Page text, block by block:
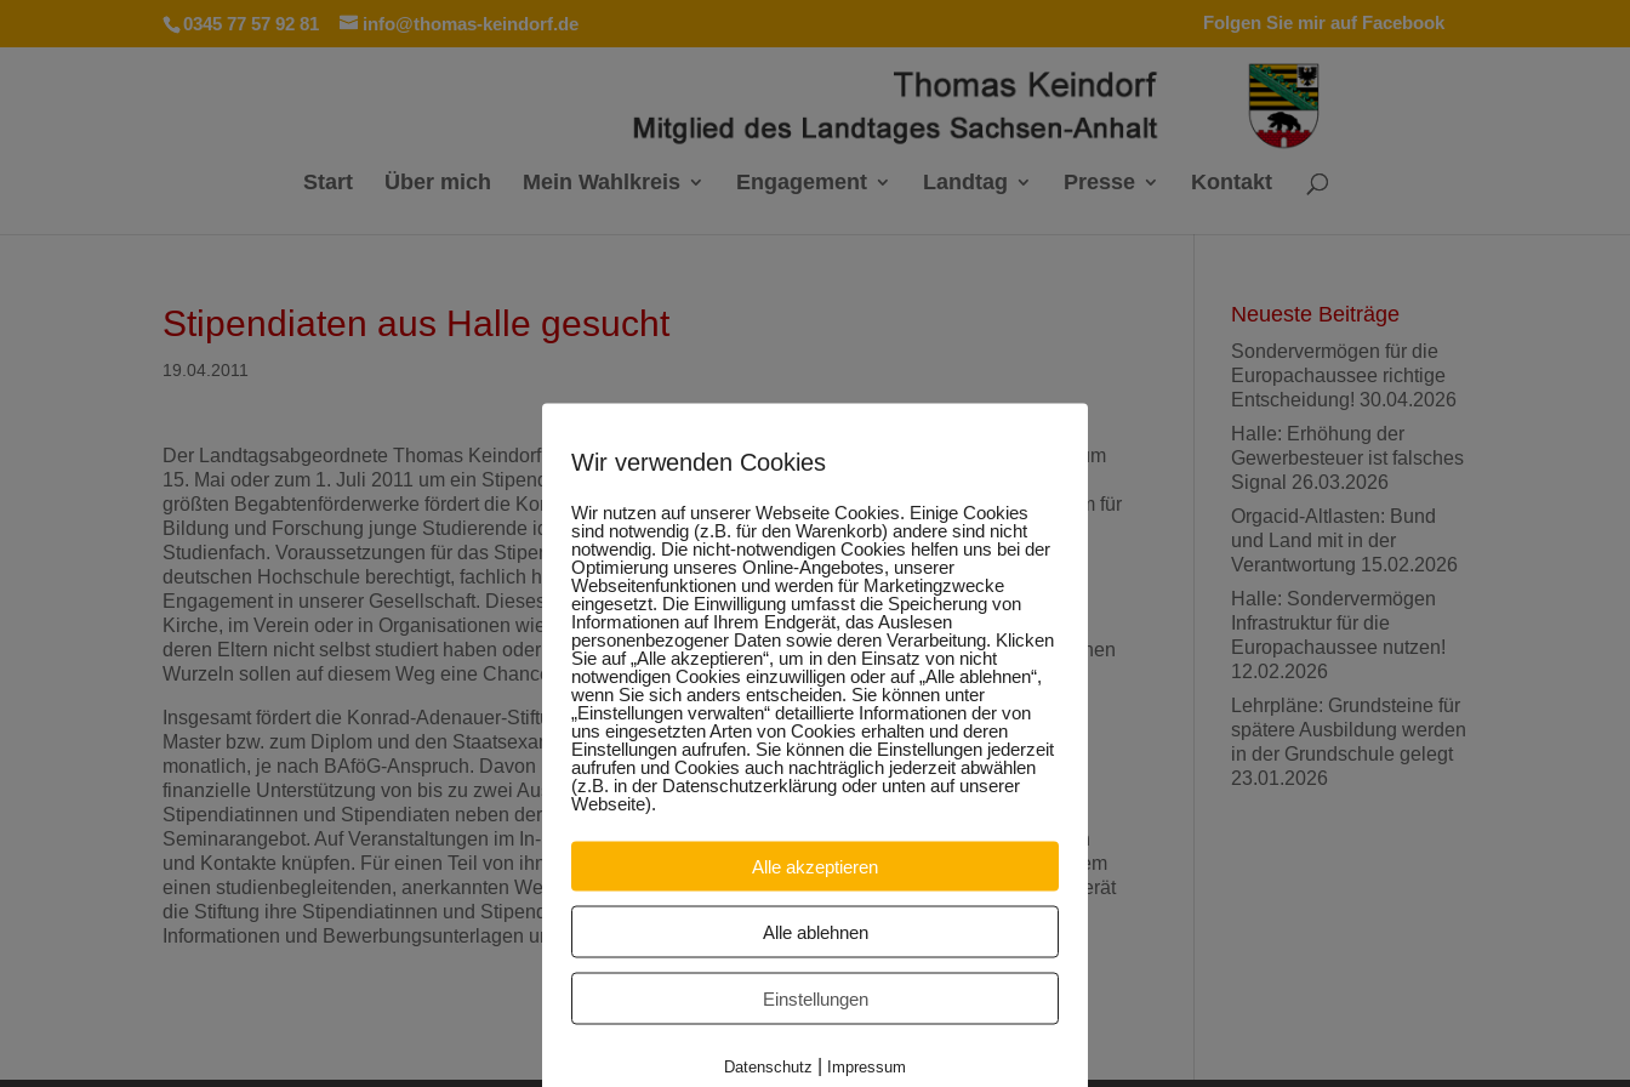
0345 77 57 92 81 info@thomas-keindorf.de Folgen Sie mir auf Facebook
Start Über mich Mein Wahlkreis Engagement Landtag Presse Kontakt
Stipendiaten aus Halle gesucht
19.04.2011
Der Landtagsabgeordnete Thomas Keindorf ruft die Abiturienten und Studierenden aus Halle auf, sich bis zum
15. Mai oder zum 1. Juli 2011 um ein Stipendium der Konrad-Adenauer-Stiftung zu bewerben. Als eines der
größten Begabtenförderwerke fördert die Konrad-Adenauer-Stiftung unterstützt durch das Bundesministerium für
Bildung und Forschung junge Studierende ideell und finanziell. Die Förderung erfolgt unabhängig vom
Studienfach. Voraussetzungen für das Stipendium sind ein Abschluss, der zu einem Studium an einer
deutschen Hochschule berechtigt, fachlich hervorragende Leistungen sowie der Wille zum ehrenamtlichen
Engagement in unserer Gesellschaft. Dieses Engagement kann zum Beispiel im politischen Bereich, in der
Kirche, im Verein oder in Organisationen wie der Freiwilligen Feuerwehr liegen. „Insbesondere Jugendliche,
deren Eltern nicht selbst studiert haben oder sozial schwächer gestellt sind sowie diejenigen mit ausländischen
Wurzeln sollen auf diesem Weg eine Chance erhalten“, erklärt Keindorf.
Insgesamt fördert die Konrad-Adenauer-Stiftung derzeit 2300 Studierende auf dem Weg zum Bachelor oder
Master bzw. zum Diplom und den Staatsexamina. Diese erhalten eine finanzielle Förderung bis zu 597 Euro
monatlich, je nach BAföG-Anspruch. Davon unabhängig ist das Büchergeld in Höhe von 150 Euro und die
finanzielle Unterstützung von bis zu zwei Auslandssemestern. Die Konrad-Adenauer-Stiftung bietet ihren
Stipendiatinnen und Stipendiaten neben der finanziellen Förderung ein umfangreiches und vielseitiges
Seminarangebot. Auf Veranstaltungen im In- und Ausland können sie interdisziplinäre Erfahrungen sammeln
und Kontakte knüpfen. Für einen Teil von ihnen bietet die Journalistische Nachwuchsförderung (JONA) zudem
einen studienbegleitenden, anerkannten Weg in den Journalismus. „Am Ende des Studiums begleitet und berät
die Stiftung ihre Stipendiatinnen und Stipendiaten auf dem Weg in den Beruf“, so Keindorf abschließend.
Informationen und Bewerbungsunterlagen unter: www.kas.de/stipendium.
Neueste Beiträge
Sondervermögen für die
Europachaussee richtige
Entscheidung! 30.04.2026
Halle: Erhöhung der
Gewerbesteuer ist falsches
Signal 26.03.2026
Orgacid-Altlasten: Bund
und Land mit in der
Verantwortung 15.02.2026
Halle: Sondervermögen
Infrastruktur für die
Europachaussee nutzen!
12.02.2026
Lehrpläne: Grundsteine für
spätere Ausbildung werden
in der Grundschule gelegt
23.01.2026
Wir verwenden Cookies
Wir nutzen auf unserer Webseite Cookies. Einige Cookies
sind notwendig (z.B. für den Warenkorb) andere sind nicht
notwendig. Die nicht-notwendigen Cookies helfen uns bei der
Optimierung unseres Online-Angebotes, unserer
Webseitenfunktionen und werden für Marketingzwecke
eingesetzt. Die Einwilligung umfasst die Speicherung von
Informationen auf Ihrem Endgerät, das Auslesen
personenbezogener Daten sowie deren Verarbeitung. Klicken
Sie auf „Alle akzeptieren“, um in den Einsatz von nicht
notwendigen Cookies einzuwilligen oder auf „Alle ablehnen“,
wenn Sie sich anders entscheiden. Sie können unter
„Einstellungen verwalten“ detaillierte Informationen der von
uns eingesetzten Arten von Cookies erhalten und deren
Einstellungen aufrufen. Sie können die Einstellungen jederzeit
aufrufen und Cookies auch nachträglich jederzeit abwählen
(z.B. in der Datenschutzerklärung oder unten auf unserer
Webseite).
Alle akzeptieren
Alle ablehnen
Einstellungen
Datenschutz | Impressum